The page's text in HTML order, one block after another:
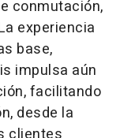
conmutación,
experiencia
base,
impulsa aún
facilitando
desde la